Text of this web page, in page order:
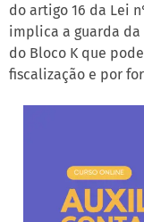
do artigo 16 da Lei
implica a guarda
do Bloco K que
fiscalização e por